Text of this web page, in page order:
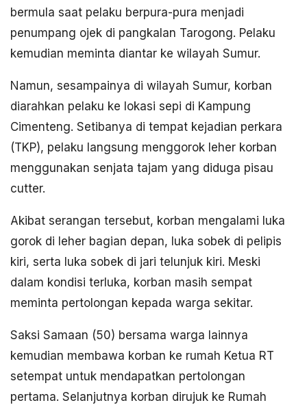
bermula saat pelaku berpura-pura menjadi
penumpang ojek di pangkalan Tarogong. Pelaku
kemudian meminta diantar ke wilayah Sumur.
Namun, sesampainya di wilayah Sumur, korban
diarahkan pelaku ke lokasi sepi di Kampung
Cimenteng. Setibanya di tempat kejadian perkara
(TKP), pelaku langsung menggorok leher korban
menggunakan senjata tajam yang diduga pisau
cutter.
Akibat serangan tersebut, korban mengalami luka
gorok di leher bagian depan, luka sobek di pelipis
kiri, serta luka sobek di jari telunjuk kiri. Meski
dalam kondisi terluka, korban masih sempat
meminta pertolongan kepada warga sekitar.
Saksi Samaan (50) bersama warga lainnya
kemudian membawa korban ke rumah Ketua RT
setempat untuk mendapatkan pertolongan
pertama. Selanjutnya korban dirujuk ke Rumah